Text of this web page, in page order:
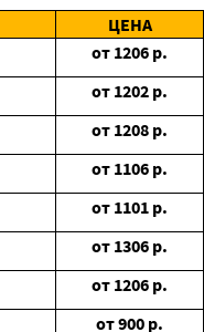
ЦЕНА
от 1206 р.
от 1202 р.
от 1208 р.
от 1106 р.
от 1101 р.
от 1306 р.
от 1206 р.
от900 р.